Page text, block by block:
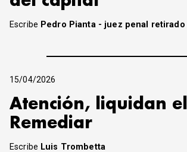
Escribe Pedro Pianta - juez penal retirado
15/04/2026
Atención, liquidan
Remediar
Escribe Luis Trombetta